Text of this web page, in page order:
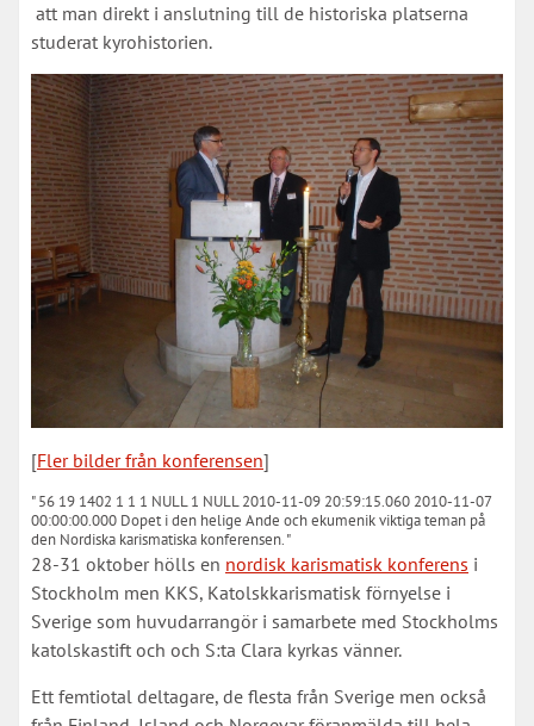
att man direkt i anslutning till de historiska platserna
studerat kyrohistorien.
[Fler bilder från konferensen]
" 56 19 1402 1 1 1 NULL 1 NULL 2010-11-09 20:59:15.060 2010-11-07
00:00:00.000 Dopet i den helige Ande och ekumenik viktiga teman på
den Nordiska karismatiska konferensen. "
28-31 oktober hölls en nordisk karismatisk konferens i
Stockholm men KKS, Katolskkarismatisk förnyelse i
Sverige som huvudarrangör i samarbete med Stockholms
katolskastift och och S:ta Clara kyrkas vänner.
Ett femtiotal deltagare, de flesta från Sverige men också